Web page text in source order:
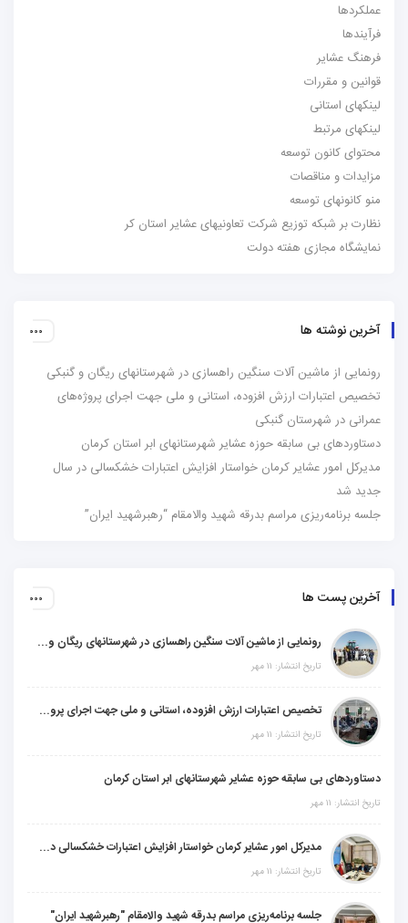
عملکردها
فرآیندها
فرهنگ عشایر
قوانین و مقررات
لینکهای استانی
لینکهای مرتبط
محتوای کانون توسعه
مزایدات و مناقصات
منو کانونهای توسعه
نظارت بر شبکه توزیع شرکت تعاونیهای عشایر استان کر
نمایشگاه مجازی هفته دولت
آخرین نوشته ها
رونمایی از ماشین آلات سنگین راهسازی در شهرستانهای ریگان و گنبکی
تخصیص اعتبارات ارزش افزوده، استانی و ملی جهت اجرای پروژه‌های
عمرانی در شهرستان گنبکی
دستاوردهای بی سابقه حوزه عشایر شهرستانهای ابر استان کرمان
مدیرکل امور عشایر کرمان خواستار افزایش اعتبارات خشکسالی در سال
جدید شد
جلسه برنامه‌ریزی مراسم بدرقه شهید والامقام “رهبرشهید ایران”
آخرین پست ها
رونمایی از ماشین آلات سنگین راهسازی در شهرستانهای ریگان و گنبکی
تاریخ انتشار: ۱۱ مهر
تخصیص اعتبارات ارزش افزوده، استانی و ملی جهت اجرای پروژه‌های عمرانی در شهرستان گنبکی
تاریخ انتشار: ۱۱ مهر
دستاوردهای بی سابقه حوزه عشایر شهرستانهای ابر استان کرمان
تاریخ انتشار: ۱۱ مهر
مدیرکل امور عشایر کرمان خواستار افزایش اعتبارات خشکسالی در سال جدید شد
تاریخ انتشار: ۱۱ مهر
جلسه برنامه‌ریزی مراسم بدرقه شهید والامقام "رهبرشهید ایران"